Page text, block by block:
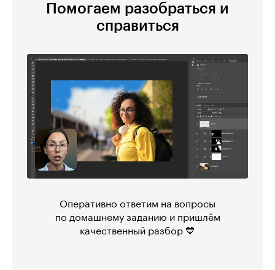
Помогаем разобраться и
справиться
Оперативно ответим на вопросы
по домашнему заданию и пришлём
качественный разбор 💙